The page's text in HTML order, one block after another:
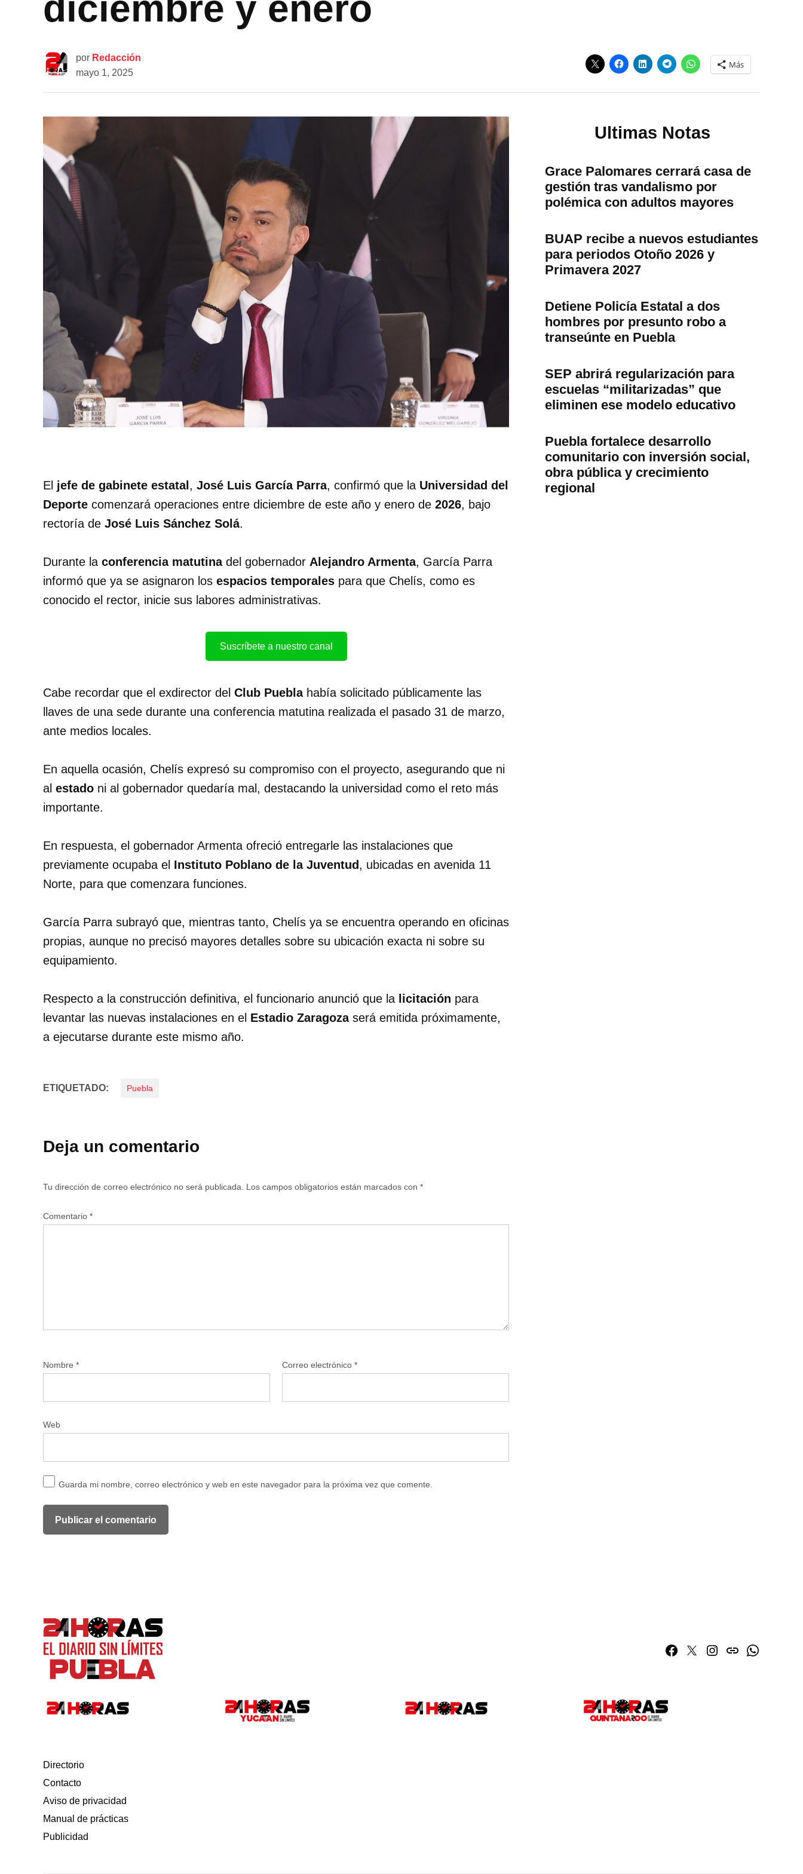
por Redacción
mayo 1, 2025
Más
El jefe de gabinete estatal , José Luis García Parra, confirmó que la Universidad del
Deporte comenzará operaciones entre diciembre de este año y enero de 2026, bajo
rectoría de José Luis Sánchez Solá.
Durante la conferencia matutinadel gobernador Alejandro Armenta, García Parra
informó que ya se asignaron los espacios temporales para que Chelís, como es
conocido el rector, inicie sus labores administrativas.
Suscríbete a nuestro canal
Cabe recordar que el exdirector del Club Pueblahabía solicitado públicamente las
llaves de una sede durante una conferencia matutina realizada el pasado 31 de marzo,
ante medios locales.
En aquella ocasión, Chelís expresó su compromiso con el proyecto, asegurando que ni
al estado ni al gobernador quedaría mal, destacando la universidad como el reto más
importante.
En respuesta, el gobernador Armenta ofreció entregarle las instalaciones que
previamente ocupaba el Instituto Poblano de la Juventud , ubicadas en avenida 11
Norte, para que comenzara funciones.
García Parra subrayó que, mientras tanto, Chelís ya se encuentra operando en oficinas
propias, aunque no precisó mayores detalles sobre su ubicación exacta ni sobre su
equipamiento.
Respecto a la construcción definitiva, el funcionario anunció que la licitación para
levantar las nuevas instalaciones en el Estadio Zaragozaserá emitida próximamente,
a ejecutarse durante este mismo año.
ETIQUETADO: Puebla
Deja un comentario
Tu dirección de correo electrónico no será publicada. Los campos obligatorios están marcados con *
Comentario *
Nombre * Correo electrónico *
Web
Guarda mi nombre, correo electrónico y web en este navegador para la próxima vez que comente.
Ultimas Notas
Grace Palomares cerrará casa de
gestión tras vandalismo por
polémica con adultos mayores
BUAP recibe a nuevos estudiantes
para periodos Otoño 2026 y
Primavera 2027
Detiene Policía Estatal a dos
hombres por presunto robo a
transeúnte en Puebla
SEP abrirá regularización para
escuelas “militarizadas” que
eliminen ese modelo educativo
Puebla fortalece desarrollo
comunitario con inversión social,
obra pública y crecimiento
regional
Facebook
TwitterInstagram
issuuWhatsapp
Directorio
Contacto
Aviso de privacidad
Manual de prácticas
Publicidad